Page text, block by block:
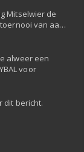
Mitselwier de
van aa…
alweer een
voor
dit bericht.